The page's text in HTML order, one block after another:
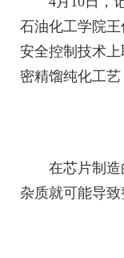
石油化工学院
安全控制技术
密精馏纯化工艺
在芯片制
杂质就可能导致